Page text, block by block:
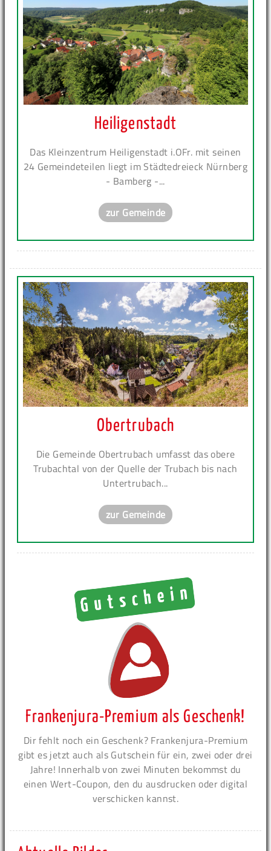
Heiligenstadt
Das Kleinzentrum Heiligenstadt i.OFr. mit seinen
24 Gemeindeteilen liegt im Städtedreieck Nürnberg
- Bamberg -...
zur Gemeinde
Obertrubach
Die Gemeinde Obertrubach umfasst das obere
Trubachtal von der Quelle der Trubach bis nach
Untertrubach...
zur Gemeinde
Frankenjura-Premium als Geschenk!
Dir fehlt noch ein Geschenk? Frankenjura-Premium
gibt es jetzt auch als Gutschein für ein, zwei oder drei
Jahre! Innerhalb von zwei Minuten bekommst du
einen Wert-Coupon, den du ausdrucken oder digital
verschicken kannst.